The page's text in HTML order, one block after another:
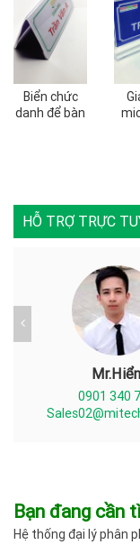
Biển chức
danh để bàn
HỖ TRỢ TRỰC
Mr.Hiển
0901 340
Bạn đang cần
Hệ thống đại lý phân